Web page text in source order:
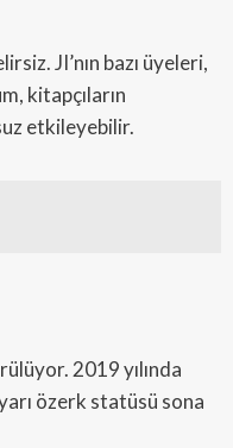
JI’nın bazı üyeleri,
kitapçıların
etkileyebilir.
2019 yılında
özerk statüsü sona